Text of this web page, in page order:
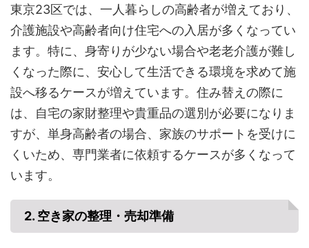
東京23区では、一人暮らしの高齢者が増えており、
介護施設や高齢者向け住宅への入居が多くなってい
ます。特に、身寄りが少ない場合や老老介護が難し
くなった際に、安心して生活できる環境を求めて施
設へ移るケースが増えています。住み替えの際に
は、自宅の家財整理や貴重品の選別が必要になりま
すが、単身高齢者の場合、家族のサポートを受けに
くいため、専門業者に依頼するケースが多くなって
います。
2. 空き家の整理・売却準備